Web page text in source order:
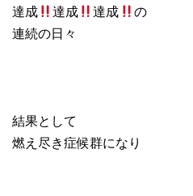
達成
達成 達成
の
連続の日々
結果として
燃え尽き症候群になり